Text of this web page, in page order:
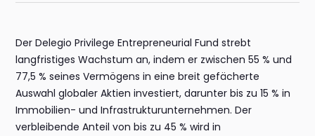
Der Delegio Privilege Entrepreneurial Fund strebt
langfristiges Wachstum an, indem er zwischen 55 % und
77,5 % seines Vermögens in eine breit gefächerte
Auswahl globaler Aktien investiert, darunter bis zu 15 % in
Immobilien- und Infrastrukturunternehmen. Der
verbleibende Anteil von bis zu 45 % wird in